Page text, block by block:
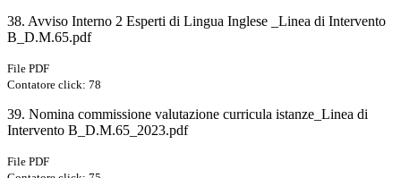
38. Avviso Interno 2 Esperti di Lingua Inglese _Linea di Intervento
B_D.M.65.pdf
File PDF
Contatore click: 78
39. Nomina commissione valutazione curricula istanze_Linea di
Intervento B_D.M.65_2023.pdf
File PDF